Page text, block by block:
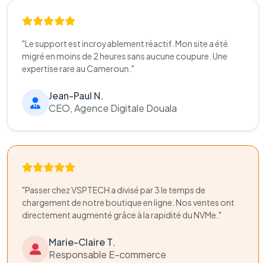
"Le support est incroyablement réactif. Mon site a été
migré en moins de 2 heures sans aucune coupure. Une
expertise rare au Cameroun."
Jean-Paul N.
CEO, Agence Digitale Douala
"Passer chez VSPTECH a divisé par 3 le temps de
chargement de notre boutique en ligne. Nos ventes ont
directement augmenté grâce à la rapidité du NVMe."
Marie-Claire T.
Responsable E-commerce